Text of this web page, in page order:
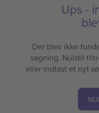
Ups -
Der blev ikke
søgning. Nulstil
eller indtast et nyt